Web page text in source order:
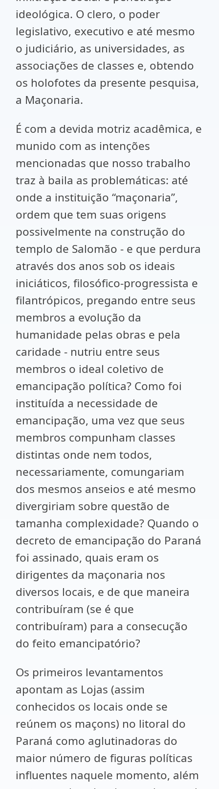
ideológica. O clero, o poder
legislativo, executivo e até mesmo
o judiciário, as universidades, as
associações de classes e, obtendo
os holofotes da presente pesquisa,
a Maçonaria.
É com a devida motriz acadêmica, e
munido com as intenções
mencionadas que nosso trabalho
traz à baila as problemáticas: até
onde a instituição “maçonaria”,
ordem que tem suas origens
possivelmente na construção do
templo de Salomão - e que perdura
através dos anos sob os ideais
iniciáticos, filosófico-progressista e
filantrópicos, pregando entre seus
membros a evolução da
humanidade pelas obras e pela
caridade - nutriu entre seus
membros o ideal coletivo de
emancipação política? Como foi
instituída a necessidade de
emancipação, uma vez que seus
membros compunham classes
distintas onde nem todos,
necessariamente, comungariam
dos mesmos anseios e até mesmo
divergiriam sobre questão de
tamanha complexidade? Quando o
decreto de emancipação do Paraná
foi assinado, quais eram os
dirigentes da maçonaria nos
diversos locais, e de que maneira
contribuíram (se é que
contribuíram) para a consecução
do feito emancipatório?
Os primeiros levantamentos
apontam as Lojas (assim
conhecidos os locais onde se
reúnem os maçons) no litoral do
Paraná como aglutinadoras do
maior número de figuras políticas
influentes naquele momento, além